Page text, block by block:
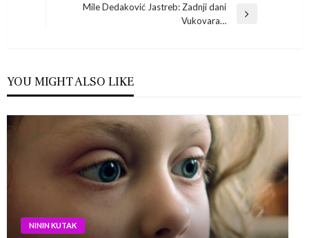
objavaMile Dedaković Jastreb: Zadnji dani
Vukovara…
YOU MIGHT ALSO LIKE
NININ KUTAK